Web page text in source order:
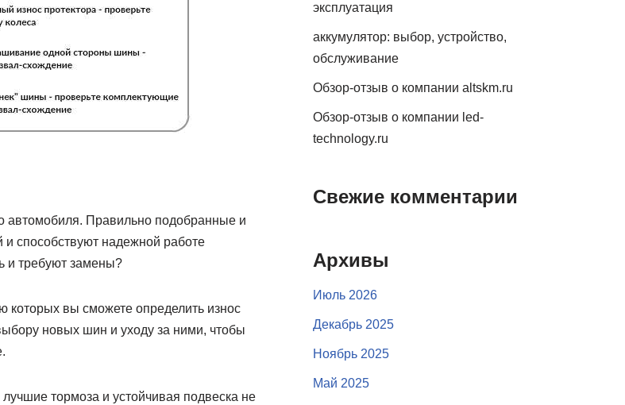
автомобиля. Правильно подобранные и
способствуют надежной работе
и требуют замены?
которых вы сможете определить износ
новых шин и уходу за ними, чтобы
тормоза и устойчивая подвеска не
эксплуатация
аккумулятор: выбор, устройство,
обслуживание
Обзор-отзыв о компании altskm.ru
Обзор-отзыв о компании led-
technology.ru
Свежие комментарии
Архивы
Июль 2026
Декабрь 2025
Ноябрь 2025
Май 2025